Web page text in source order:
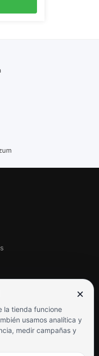
×
la tienda funcione
usamos analítica y
medir campañas y